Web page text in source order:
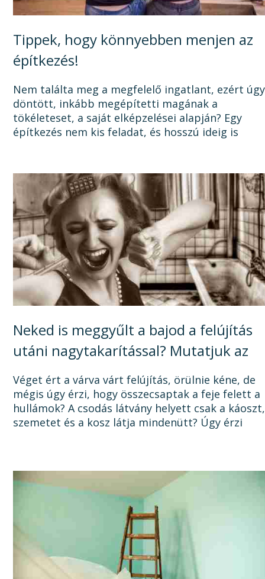
Tippek, hogy könnyebben menjen az
építkezés!
Nem találta meg a megfelelő ingatlant, ezért úgy
döntött, inkább megépítetti magának a
tökéleteset, a saját elképzelései alapján? Egy
építkezés nem kis feladat, és hosszú ideig is
Neked is meggyűlt a bajod a felújítás
utáni nagytakarítással? Mutatjuk az
okát, és a megoldást!
Véget ért a várva várt felújítás, örülnie kéne, de
mégis úgy érzi, hogy összecsaptak a feje felett a
hullámok? A csodás látvány helyett csak a káoszt,
szemetet és a kosz látja mindenütt? Úgy érzi